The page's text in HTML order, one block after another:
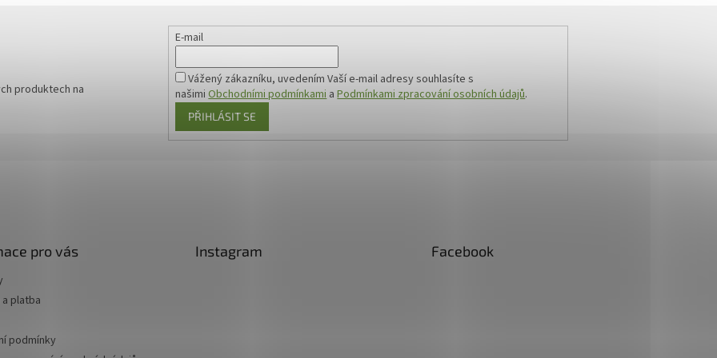
produktech na
E-mail
Vážený zákazníku, uvedením Vaší e-mail adresy souhlasíte s
našimiObchodními podmínkamiaPodmínkami zpracování osobních údajů.
PŘIHLÁSIT SE
pro vás
platba
podmínky
Instagram Facebook